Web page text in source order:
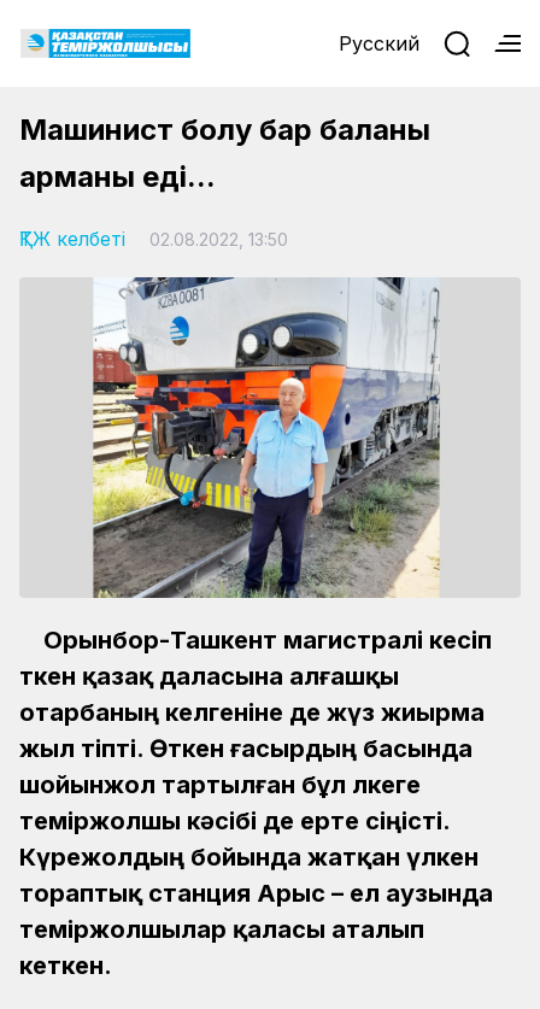
Русский
Машинист болу бар баланың
арманы еді...
ҚТЖ келбеті 02.08.2022, 13:50
Орынбор-Ташкент магистралі кесіп
өткен қазақ даласына алғашқы
отарбаның келгеніне де жүз жиырма
жыл өтіпті. Өткен ғасырдың басында
шойынжол тартылған бұл өлкеге
теміржолшы кәсібі де ерте сіңісті.
Күрежолдың бойында жатқан үлкен
тораптық станция Арыс – ел аузында
теміржолшылар қаласы аталып
кеткен.